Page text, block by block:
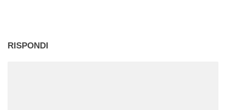
RISPONDI